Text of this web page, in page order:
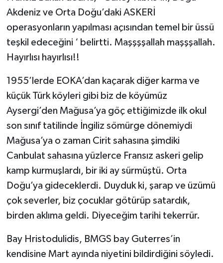
Akdeniz ve Orta Doğu’daki ASKERİ
operasyonların yapılması açısından temel bir üssü
teşkil edeceğini ‘ belirtti. Maşşşşallah maşşşallah.
Hayırlısı hayırlısı!!
1955’lerde EOKA’dan kaçarak diğer karma ve
küçük Türk köyleri gibi biz de köyümüz
Aysergi’den Mağusa’ya göç ettiğimizde ilk okul
son sınıf tatilinde İngiliz sömürge dönemiydi
Mağusa’ya o zaman Cirit sahasına şimdiki
Canbulat sahasına yüzlerce Fransız askeri gelip
kamp kurmuşlardı, bir iki ay sürmüştü. Orta
Doğu’ya gideceklerdi. Duyduk ki, şarap ve üzümü
çok severler, biz çocuklar götürüp satardık,
birden aklıma geldi. Diyeceğim tarihi tekerrür.
Bay Hristodulidis, BMGS bay Guterres’in
kendisine Mart ayında niyetini bildirdiğini söyledi.